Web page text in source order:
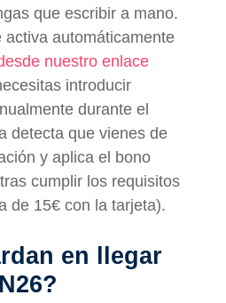
que escribir a mano.
activa automáticamente
nuestro enlace
introducir
durante el
detecta que vienes de
y aplica el bono
cumplir los requisitos
de 15€ con la tarjeta).
en llegar